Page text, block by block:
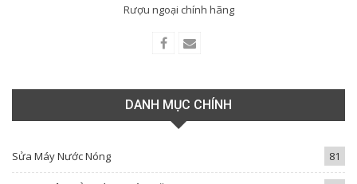
Rượu ngoại chính hãng
DANH MỤC CHÍNH
Sửa Máy Nước Nóng 81